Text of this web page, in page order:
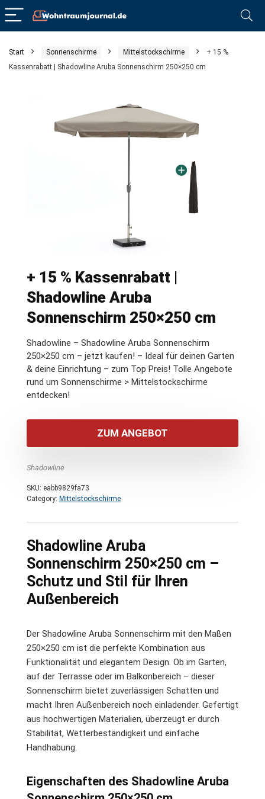
Start Sonnenschirme Mittelstockschirme
+ 15 %
Kassenrabatt | Shadowline Aruba Sonnenschirm 250×250 cm
+ 15 % Kassenrabatt |
Shadowline Aruba
Sonnenschirm 250×250 cm
Shadowline – Shadowline Aruba Sonnenschirm
250×250 cm – jetzt kaufen! – Ideal für deinen Garten
& deine Einrichtung – zum Top Preis! Tolle Angebote
rund um Sonnenschirme > Mittelstockschirme
entdecken!
ZUM ANGEBOT
Shadowline
SKU: eabb9829fa73
Category: Mittelstockschirme
Shadowline Aruba
Sonnenschirm 250×250 cm –
Schutz und Stil für Ihren
Außenbereich
Der Shadowline Aruba Sonnenschirm mit den Maßen
250×250 cm ist die perfekte Kombination aus
Funktionalität und elegantem Design. Ob im Garten,
auf der Terrasse oder im Balkonbereich – dieser
Sonnenschirm bietet zuverlässigen Schatten und
macht Ihren Außenbereich noch einladender. Gefertigt
aus hochwertigen Materialien, überzeugt er durch
Stabilität, Wetterbeständigkeit und einfache
Handhabung.
Eigenschaften des Shadowline Aruba